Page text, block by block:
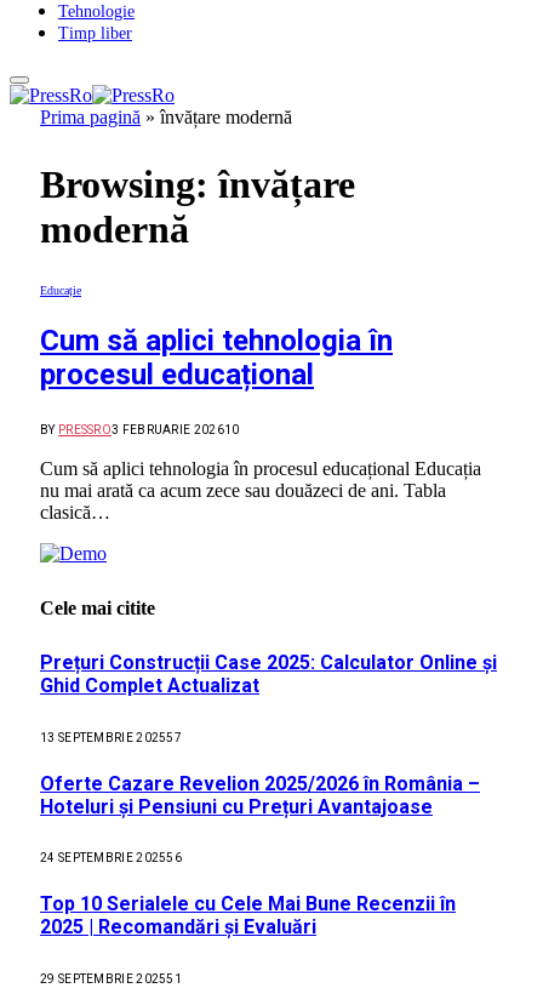
Tehnologie
Timp liber
Prima pagină »învățare modernă
Browsing:învățare
modernă
Educație
Cum să aplici tehnologia în
procesul educațional
BY PRESSRO3 FEBRUARIE 202610
Cum să aplici tehnologia în procesul educațional Educația
nu mai arată ca acum zece sau douăzeci de ani. Tabla
clasică…
Cele mai citite
Prețuri Construcții Case 2025: Calculator Online și
Ghid Complet Actualizat
13 SEPTEMBRIE 202557
Oferte Cazare Revelion 2025/2026 în România –
Hoteluri și Pensiuni cu Prețuri Avantajoase
24 SEPTEMBRIE 202556
Top 10 Serialele cu Cele Mai Bune Recenzii în
2025 | Recomandări și Evaluări
29 SEPTEMBRIE 202551